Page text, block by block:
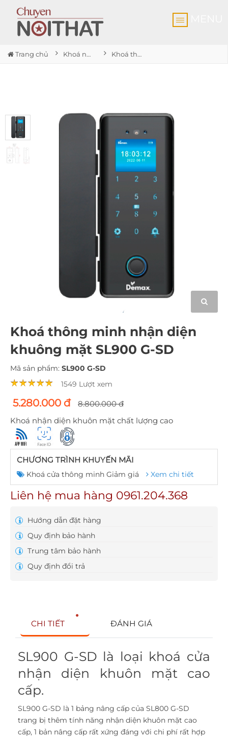
Trang chủ Khoá nhận diện khuôn mặt Khoá thông minh nhận diện khuông mặt SL900 G-SD
Khoá thông minh nhận diện
khuông mặt SL900 G-SD
Mã sản phẩm: SL900 G-SD
1549 Lượt xem
5.280.000 đ
8.800.000 đ
Khoá nhận diện khuôn mặt chất lượng cao
CHƯƠNG TRÌNH KHUYẾN MÃI
Khoá cửa thông minh Giảm giá Xem chi tiết
Liên hệ mua hàng 0961.204.368
Hướng dẫn đặt hàng
Quy định bảo hành
Trung tâm bảo hành
Quy định đổi trả
CHI TIẾT ĐÁNH GIÁ
SL900 G-SD là loại khoá cửa
nhận diện khuôn mặt cao
cấp.
SL900 G-SD là 1 bảng nâng cấp của SL800 G-SD
trang bị thêm tính năng nhận diện khuôn mặt cao
cấp, 1 bản nâng cấp rất xứng đáng với chi phí rất hợp